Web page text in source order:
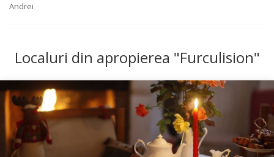
Andrei
Localuri din apropierea "Furculision"